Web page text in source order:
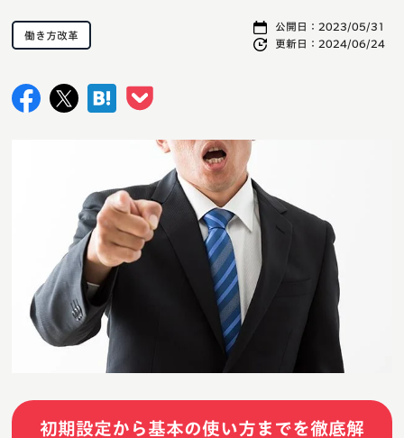
公開日： 2023/05/31
更新日： 2024/06/24
働き方改革
初期設定から基本の使い方までを徹底解